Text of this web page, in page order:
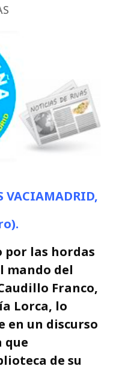
VACIAMADRID,
).
por las hordas
mando del
Franco,
Lorca, lo
en un discurso
que
de su